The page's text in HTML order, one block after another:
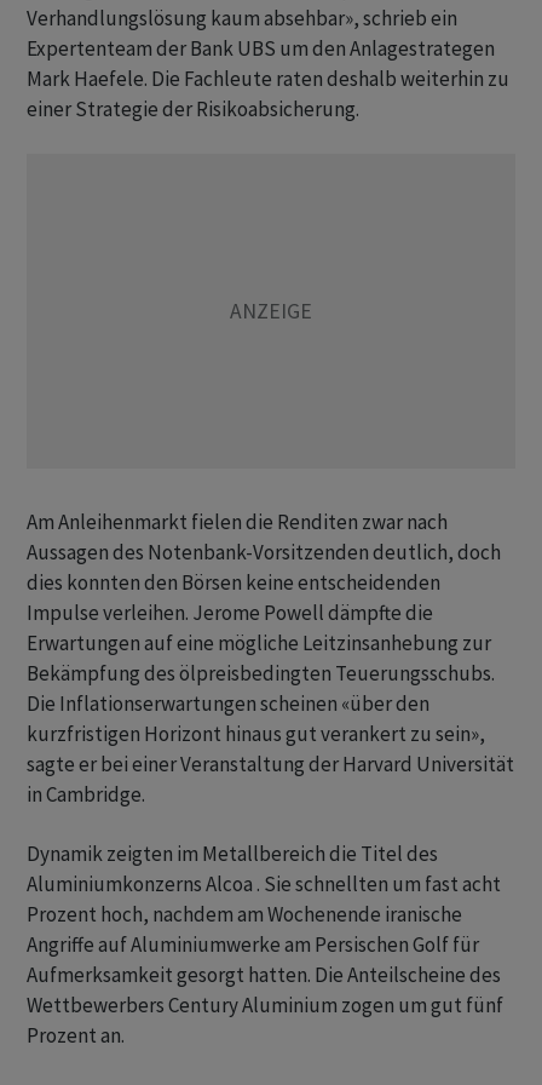
Verhandlungslösung kaum absehbar», schrieb ein
Expertenteam der Bank UBS um den Anlagestrategen
Mark Haefele. Die Fachleute raten deshalb weiterhin zu
einer Strategie der Risikoabsicherung.
Am Anleihenmarkt fielen die Renditen zwar nach
Aussagen des Notenbank-Vorsitzenden deutlich, doch
dies konnten den Börsen keine entscheidenden
Impulse verleihen. Jerome Powell dämpfte die
Erwartungen auf eine mögliche Leitzinsanhebung zur
Bekämpfung des ölpreisbedingten Teuerungsschubs.
Die Inflationserwartungen scheinen «über den
kurzfristigen Horizont hinaus gut verankert zu sein»,
sagte er bei einer Veranstaltung der Harvard Universität
in Cambridge.
Dynamik zeigten im Metallbereich die Titel des
Aluminiumkonzerns Alcoa . Sie schnellten um fast acht
Prozent hoch, nachdem am Wochenende iranische
Angriffe auf Aluminiumwerke am Persischen Golf für
Aufmerksamkeit gesorgt hatten. Die Anteilscheine des
Wettbewerbers Century Aluminium zogen um gut fünf
Prozent an.